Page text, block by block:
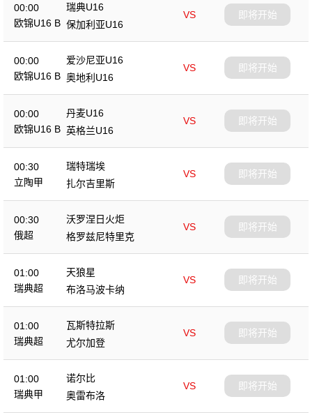
00:00
欧锦U16 B
瑞典U16
VS
保加利亚U16
即将开始
00:00
欧锦U16 B
爱沙尼亚U16
VS
奥地利U16
即将开始
00:00
欧锦U16 B
丹麦U16
VS
英格兰U16
即将开始
00:30
立陶甲
瑞特瑞埃
VS
扎尔吉里斯
即将开始
00:30
俄超
沃罗涅日火炬
VS
格罗兹尼特里克
即将开始
01:00
瑞典超
天狼星
VS
布洛马波卡纳
即将开始
01:00
瑞典超
瓦斯特拉斯
VS
尤尔加登
即将开始
01:00
瑞典甲
诺尔比
VS
奥雷布洛
即将开始